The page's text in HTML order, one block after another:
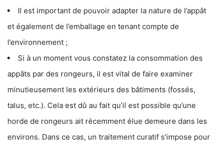
Il est important de pouvoir adapter la nature de l’appât
et également de l’emballage en tenant compte de
l’environnement ;
Si à un moment vous constatez la consommation des
appâts par des rongeurs, il est vital de faire examiner
minutieusement les extérieurs des bâtiments (fossés,
talus, etc.). Cela est dû au fait qu’il est possible qu’une
horde de rongeurs ait récemment élue demeure dans les
environs. Dans ce cas, un traitement curatif s’impose pour